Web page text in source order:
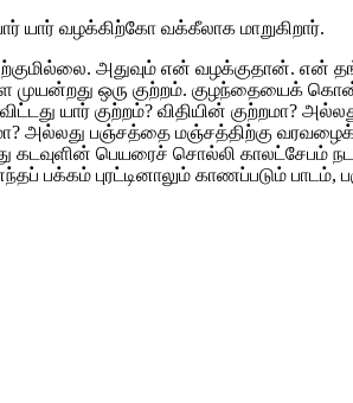
யார் வழக்கிற்கோ வக்கீலாக மாறுகிறார்.
அதுவும் என் வழக்குதான்.
ஒரு குற்றம். குழந்தையைக்
யார் குற்றம்? விதியின் குற்றமா?
அல்லது பஞ்சத்தை மஞ்சத்திற்கு
கடவுளின் பெயரைச் சொல்லி
பக்கம் புரட்டினாலும் காணப்படும் பாடம்,